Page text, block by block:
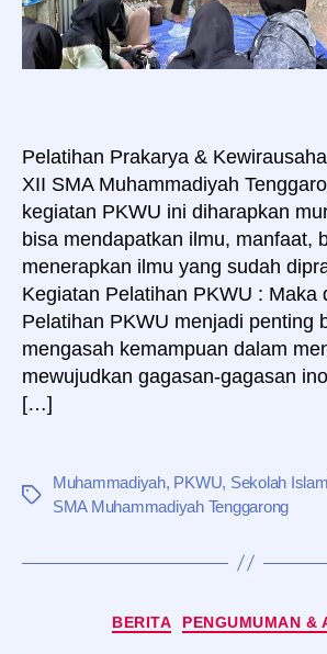
Pelatihan Prakarya &
XII SMA Muhammadiyah
kegiatan PKWU ini diharapkan
bisa mendapatkan ilmu, manfaat,
menerapkan ilmu yang sudah
Kegiatan Pelatihan PKWU : Maka
Pelatihan PKWU menjadi penting
mengasah kemampuan dalam
mewujudkan gagasan-gagasan
[…]
Tag
Muhammadiyah, PKWU, Sekolah
SMA Muhammadiyah Tenggarong
Kategori
BERITA PENGUMUMAN &